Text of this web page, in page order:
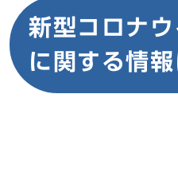
新型コロナ
に関する情